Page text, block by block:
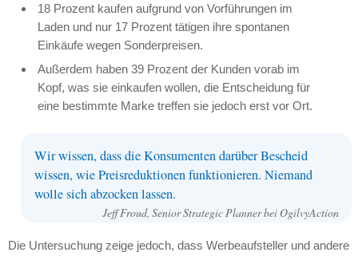
18 Prozent kaufen aufgrund von Vorführungen im
Laden und nur 17 Prozent tätigen ihre spontanen
Einkäufe wegen Sonderpreisen.
Außerdem haben 39 Prozent der Kunden vorab im
Kopf, was sie einkaufen wollen, die Entscheidung für
eine bestimmte Marke treffen sie jedoch erst vor Ort.
Wir wissen, dass die Konsumenten darüber Bescheid
wissen, wie Preisreduktionen funktionieren. Niemand
wolle sich abzocken lassen.
Jeff Froud, Senior Strategic Planner bei OgilvyAction
Die Untersuchung zeige jedoch, dass Werbeaufsteller und andere